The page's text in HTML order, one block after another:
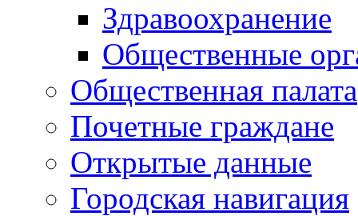
Здравоохранение
Общественные
Общественная палата
Почетные граждане
Открытые данные
Городская навигация